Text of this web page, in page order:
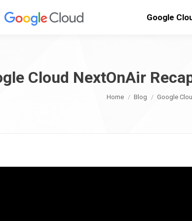
Google
Cloud NextOnAir
You are here:
Home Blog Google